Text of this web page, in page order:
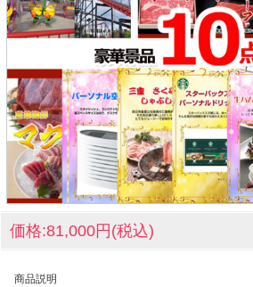
価格:81,000円(税込)
商品説明